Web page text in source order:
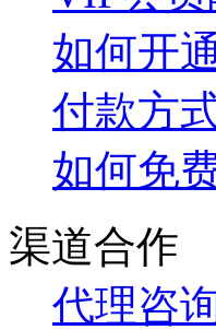
如何开
付款方
如何免
渠道合作
代理咨